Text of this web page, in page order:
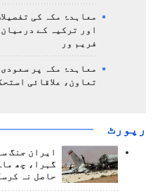
معاہدۂ مکہ کی
اور ترکیہ کے
فریم ور
معاہدۂ مکہ پر
تعاون، علاقائی
رپورٹ
ایران جنگ
گہرا، چھ
حاصل نہ